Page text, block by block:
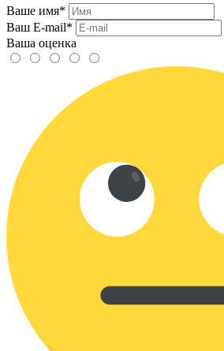
Ваше имя*
Ваш E-mail*
Ваша оценка